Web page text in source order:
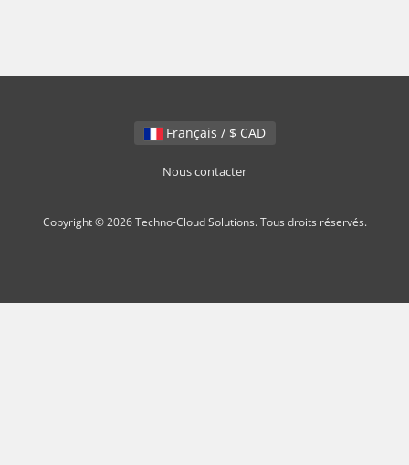
Français / $ CAD
Nous contacter
Copyright © 2026 Techno-Cloud Solutions. Tous droits réservés.